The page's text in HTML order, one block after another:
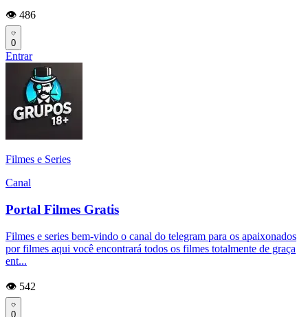
👁️ 486
0
Entrar
Filmes e Series
Canal
Portal Filmes Gratis
Filmes e series bem-vindo o canal do telegram para os apaixonados
por filmes aqui você encontrará todos os filmes totalmente de graça
ent...
👁️ 542
0